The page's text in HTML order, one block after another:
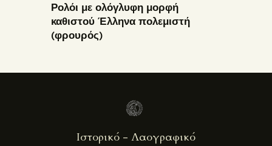
Ρολόι με ολόγλυφη μορφή
καθιστού Έλληνα πολεμιστή
(φρουρός)
Ιστορικό - Λαογραφικό